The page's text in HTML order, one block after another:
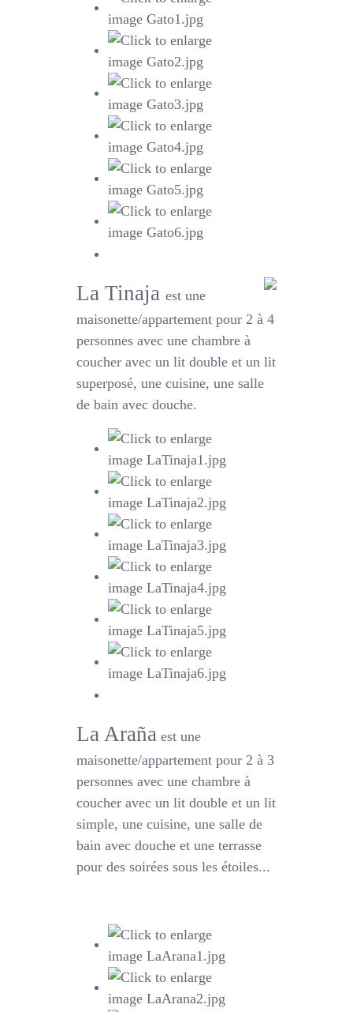
La Tinajaest une
maisonette/appartement pour 2 à 4
personnes avec une chambre à
coucher avec un lit double et un lit
superposé, une cuisine, une salle
de bain avec douche.
La Araña est une
maisonette/appartement pour 2 à 3
personnes avec une chambre à
coucher avec un lit double et un lit
simple, une cuisine, une salle de
bain avec douche et une terrasse
pour des soirées sous les étoiles...